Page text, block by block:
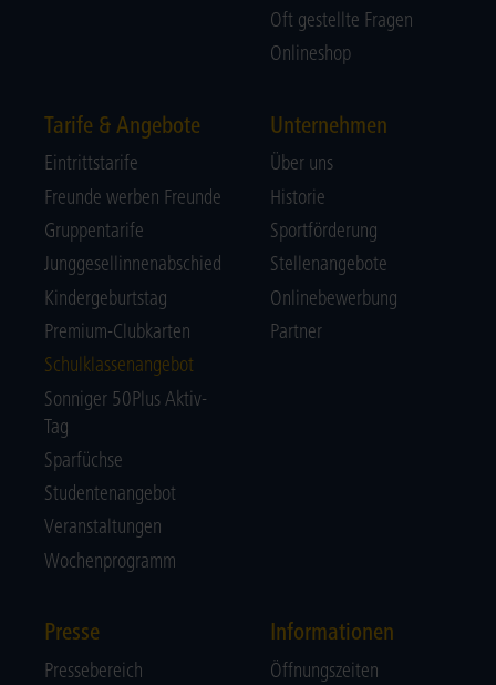
Oft gestellte Fragen
Onlineshop
Tarife & Angebote
Eintrittstarife
Freunde werben Freunde
Gruppentarife
Junggesellinnenabschied
Kindergeburtstag
Premium-Clubkarten
Schulklassenangebot
Sonniger 50Plus Aktiv-
Tag
Sparfüchse
Studentenangebot
Veranstaltungen
Wochenprogramm
Unternehmen
Über uns
Historie
Sportförderung
Stellenangebote
Onlinebewerbung
Partner
Presse
Pressebereich
Informationen
Öffnungszeiten